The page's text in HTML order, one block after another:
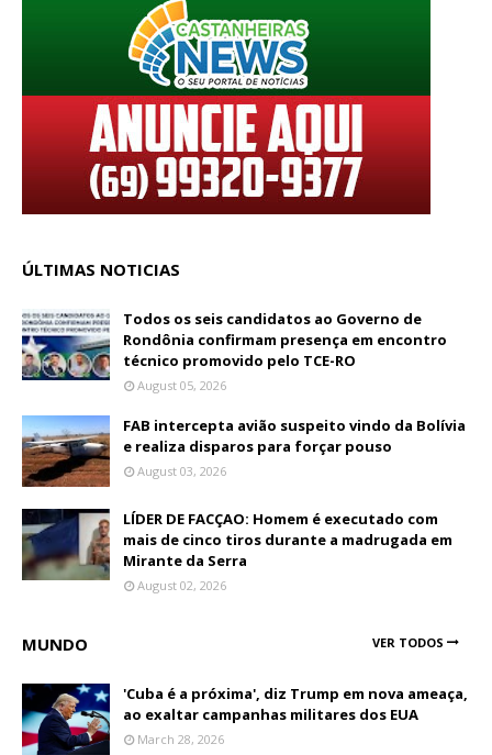
ÚLTIMAS NOTICIAS
Todos os seis candidatos ao Governo de
Rondônia confirmam presença em encontro
técnico promovido pelo TCE-RO
August 05, 2026
FAB intercepta avião suspeito vindo da Bolívia
e realiza disparos para forçar pouso
August 03, 2026
LÍDER DE FACÇAO: Homem é executado com
mais de cinco tiros durante a madrugada em
Mirante da Serra
August 02, 2026
MUNDO VER TODOS
'Cuba é a próxima', diz Trump em nova ameaça,
ao exaltar campanhas militares dos EUA
March 28, 2026